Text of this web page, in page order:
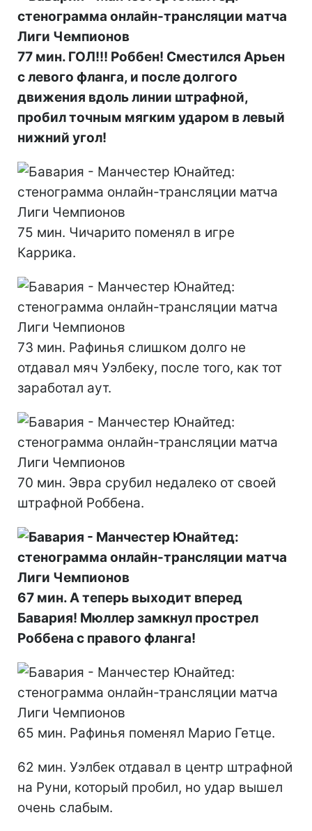
77 мин. ГОЛ!!! Роббен! Сместился Арьен
с левого фланга, и после долгого
движения вдоль линии штрафной,
пробил точным мягким ударом в левый
нижний угол!
75 мин. Чичарито поменял в игре
Каррика.
73 мин. Рафинья слишком долго не
отдавал мяч Уэлбеку, после того, как тот
заработал аут.
70 мин. Эвра срубил недалеко от своей
штрафной Роббена.
67 мин. А теперь выходит вперед
Бавария! Мюллер замкнул прострел
Роббена с правого фланга!
65 мин. Рафинья поменял Марио Гетце.
62 мин. Уэлбек отдавал в центр штрафной
на Руни, который пробил, но удар вышел
очень слабым.